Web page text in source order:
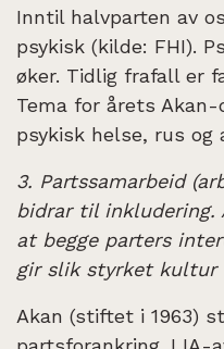
Inntil halvparten av
psykisk (kilde: FHI).
øker. Tidlig frafall er
Tema for årets
psykisk helse, rus og
3. Partssamarbeid
bidrar til
at begge parters
gir slik styrket kultur
Akan (stiftet i 1963)